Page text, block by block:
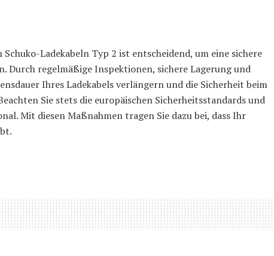
Ladekabeln Typ 2 ist entscheidend, um eine sichere
Durch regelmäßige Inspektionen, sichere Lagerung und
Ihres Ladekabels verlängern und die Sicherheit beim
Sie stets die europäischen Sicherheitsstandards und
Mit diesen Maßnahmen tragen Sie dazu bei, dass Ihr